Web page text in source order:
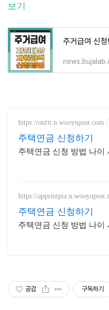
보기
https://onfit.n.wooyupost.com
주택연금 신청하기
주택연금 신청 방법 나이
https://
주택연금 신청하기
주택연금 신청 방법 나이
공감 구독하기